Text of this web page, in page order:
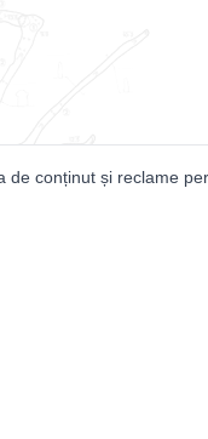
conținut și reclame